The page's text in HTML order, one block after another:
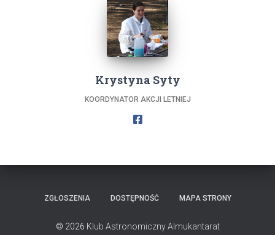
Krystyna Syty
KOORDYNATOR AKCJI LETNIEJ
ZGŁOSZENIA DOSTĘPNOŚĆ MAPA STRONY
© 2026 Klub Astronomiczny Almukantarat